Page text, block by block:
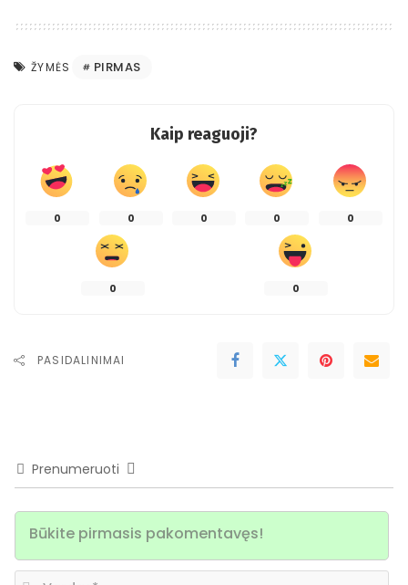
ŽYMĖS PIRMAS
Kaip reaguoji?
0 0 0 0 0
0 0
PASIDALINIMAI
Prenumeruoti